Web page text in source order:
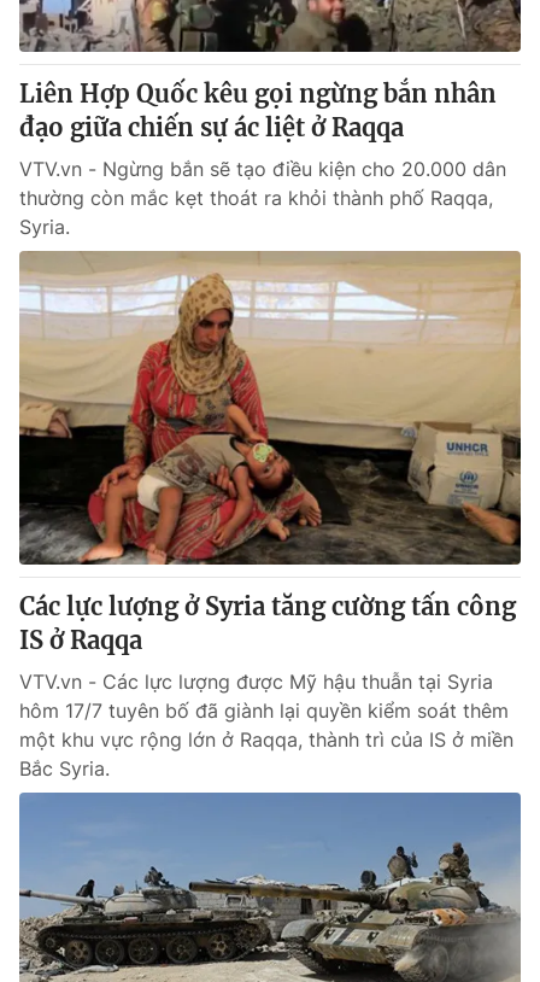
Phó Tổng Biên tập: Nguyễn Thị Mỹ Hạnh, Phạm Quốc Thắng,
Nguyễn Trọng Ninh
Tổng đài VTV:024.38 355 931 - 024.38 355 932
Ðiện thoại Thời báo VTV:024.66 897 897
Email: toasoan@vtv.vn
Liên hệ quảng cáo:024-7300.7108
® Cấm sao chép dưới mọi hình thức nếu không có sự chấp
thuận bằng văn bản. Ghi rõ nguồn VTV.vn khi phát hành lại
thông tin từ website này.
Liên Hợp Quốc kêu gọi ngừng bắn nhân
đạo giữa chiến sự ác liệt ở Raqqa
VTV.vn - Ngừng bắn sẽ tạo điều kiện cho 20.000 dân
thường còn mắc kẹt thoát ra khỏi thành phố Raqqa,
Syria.
Các lực lượng ở Syria tăng cường tấn công
IS ở Raqqa
VTV.vn - Các lực lượng được Mỹ hậu thuẫn tại Syria
hôm 17/7 tuyên bố đã giành lại quyền kiểm soát thêm
một khu vực rộng lớn ở Raqqa, thành trì của IS ở miền
Bắc Syria.